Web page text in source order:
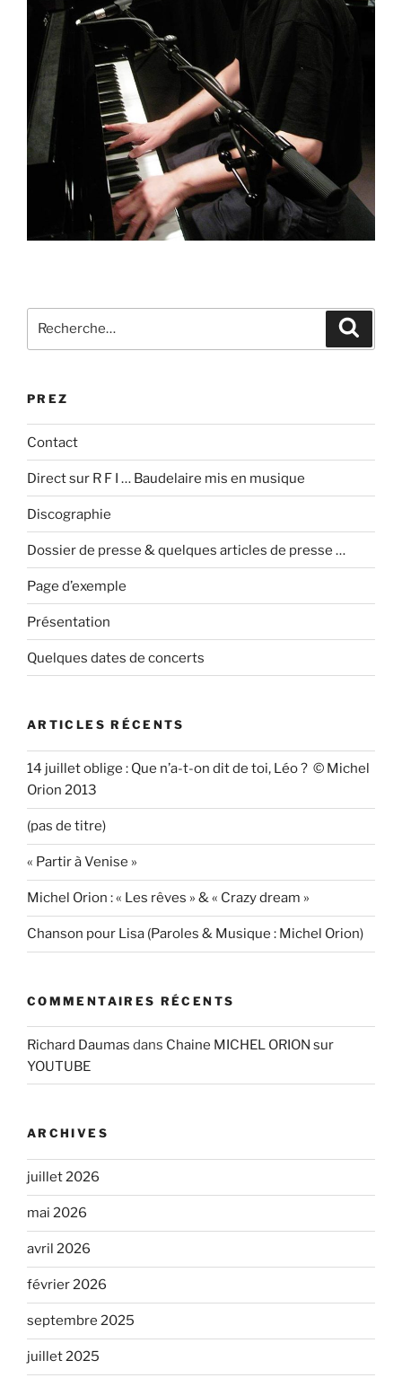
pour
PREZ
Contact
Direct sur R F I … Baudelaire mis en musique
Discographie
Dossier de presse & quelques articles de presse …
Page d’exemple
Présentation
Quelques dates de concerts
ARTICLES RÉCENTS
14 juillet oblige : Que n’a-t-on dit de toi, Léo ? © Michel
Orion 2013
(pas de titre)
« Partir à Venise »
Michel Orion : « Les rêves » & « Crazy dream »
Chanson pour Lisa (Paroles & Musique : Michel Orion)
COMMENTAIRES RÉCENTS
Richard Daumas dans Chaine MICHEL ORION sur
YOUTUBE
ARCHIVES
juillet 2026
mai 2026
avril 2026
février 2026
septembre 2025
juillet 2025